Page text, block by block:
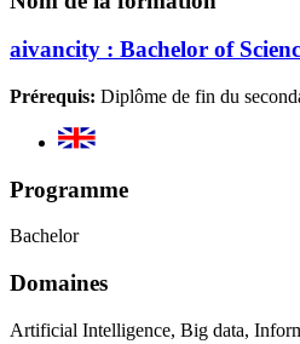
aivancity : Bachelor of
Prérequis: Diplôme de fin du
Programme
Bachelor
Domaines
Artificial Intelligence, Big data,